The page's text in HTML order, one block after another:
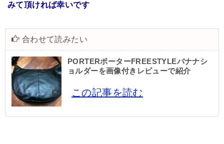
みて頂ければ幸いです
合わせて読みたい
PORTERポーターFREESTYLEバナナシ
ョルダーを画像付きレビューで紹介
この記事を読む